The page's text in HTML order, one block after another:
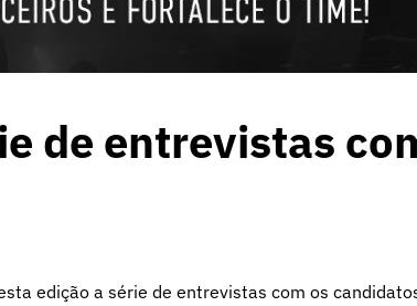
de entrevistas
edição a série de entrevistas com os